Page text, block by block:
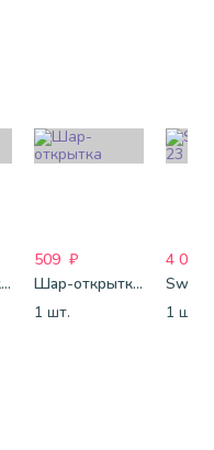
Шар-открытка "Звезда" (45 см) - 1
509 ₽
Шар-открытка "Сердце" (45 см) - 2
1 шт.
4 088
1 шт.